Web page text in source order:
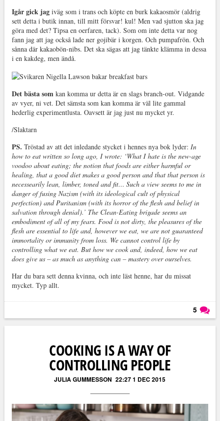
Igår gick jag iväg som i trans och köpte en burk kakaosmör (aldrig
sett detta i butik innan, till mitt försvar! kul! Men vad sjutton ska jag
göra med det? Tipsa en oerfaren, tack). Som om inte detta var nog
fann jag att jag också lade ner gojibär i korgen. Och pumpafrön. Och
sånna där kakaobön-nibs. Det ska sägas att jag tänkte klämma in dessa
i en kakdeg, men ändå.
Det bästa som kan komma ur detta är en slags branch-out. Vidgande
av vyer, ni vet. Det sämsta som kan komma är väl lite gammal
hederlig experimentlusta. Oavsett är jag just nu mycket yr.
/Slaktarn
PS. Tröstad av att det inledande stycket i hennes nya bok lyder: In
how to eat written so long ago, I wrote: ‘What I hate is the new-age
voodoo about eating; the notion that foods are either harmful or
healing, that a good diet makes a good person and that that person is
necessearily lean, limber, toned and fit… Such a view seems to me in
danger of fusing Nazism (with its ideological cult of physical
perfection) and Puritanism (with its horror of the flesh and belief in
salvation through denial).’ The Clean-Eating brigade seems an
embodiment of all of my fears. Food is not dirty, the pleasures of the
flesh are essential to life and, however we eat, we are not guaranteed
immortality or immunity from loss. We cannot control life by
controlling what we eat. But how we cook and, indeed, how we eat
does give us – as much as anything can – mastery over ourselves.
Har du bara sett denna kvinna, och inte läst henne, har du missat
mycket. Typ allt.
5
COOKING IS A WAY OF
CONTROLLING PEOPLE
JULIA GUMMESSON 22:27 1 DEC 2015